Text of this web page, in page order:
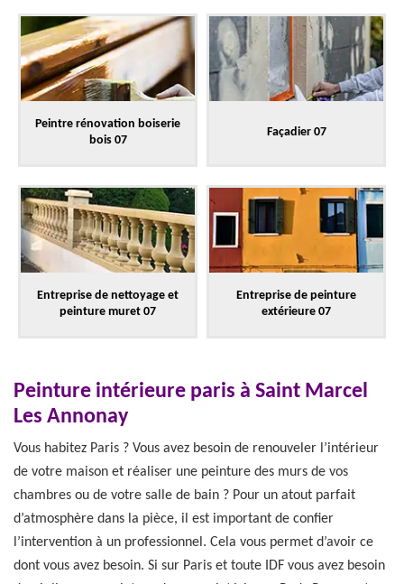
Peintre rénovation boiserie
bois 07
Façadier 07
Entreprise de nettoyage et
peinture muret 07
Entreprise de peinture
extérieure 07
Peinture intérieure paris à Saint Marcel
Les Annonay
Vous habitez Paris ? Vous avez besoin de renouveler l’intérieur
de votre maison et réaliser une peinture des murs de vos
chambres ou de votre salle de bain ? Pour un atout parfait
d’atmosphère dans la pièce, il est important de confier
l’intervention à un professionnel. Cela vous permet d’avoir ce
dont vous avez besoin. Si sur Paris et toute IDF vous avez besoin